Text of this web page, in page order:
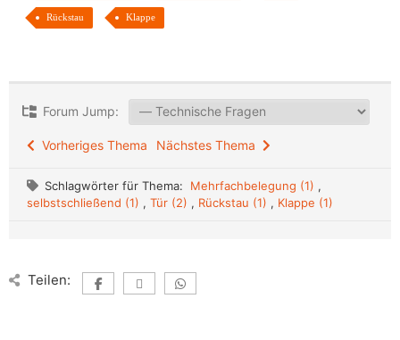
Rückstau Klappe
Forum Jump:
Vorheriges Thema Nächstes Thema
Schlagwörter für Thema: Mehrfachbelegung (1) ,
selbstschließend (1) , Tür (2) , Rückstau (1) , Klappe (1)
Teilen: